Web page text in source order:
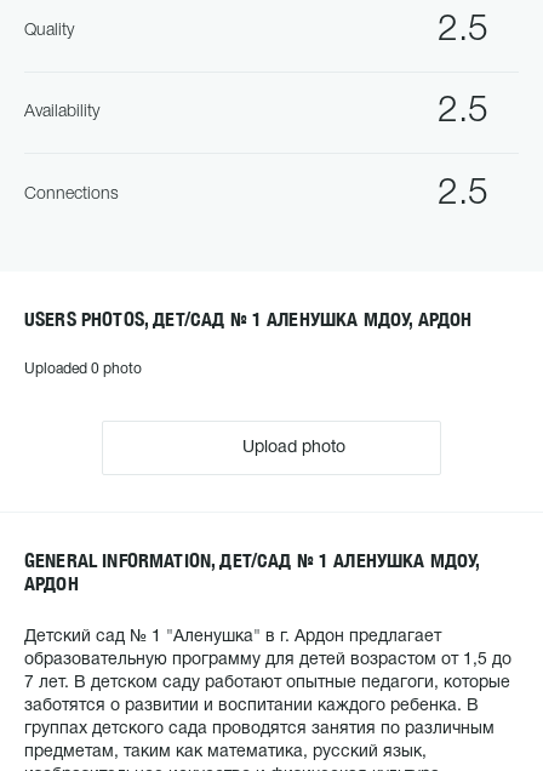
2.5
Quality
2.5
Availability
2.5
Connections
USERS PHOTOS, ДЕТ/САД № 1 АЛЕНУШКА МДОУ, АРДОН
Uploaded 0 photo
Upload photo
GENERAL INFORMATION, ДЕТ/САД № 1 АЛЕНУШКА МДОУ,
АРДОН
Детский сад № 1 "Аленушка" в г. Ардон предлагает
образовательную программу для детей возрастом от 1,5 до
7 лет. В детском саду работают опытные педагоги, которые
заботятся о развитии и воспитании каждого ребенка. В
группах детского сада проводятся занятия по различным
предметам, таким как математика, русский язык,